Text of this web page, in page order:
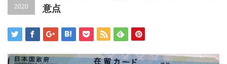
2020
意点